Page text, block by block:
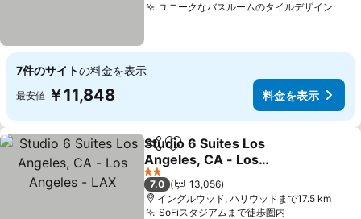
ユニークなバスルームのタイルデザイン
7件のサイトの料金を表示
最安値 ￥11,848 料金を表示
シェアお気に入りに追加
Studio 6 Suites Los
Angeles, CA - Los
Angeles - LAX
料金を表示
2 ホテルのランク
7.0
13,056
イングルウッド, ハリウッドまで17.5 km
SoFiスタジアムまで徒歩圏内